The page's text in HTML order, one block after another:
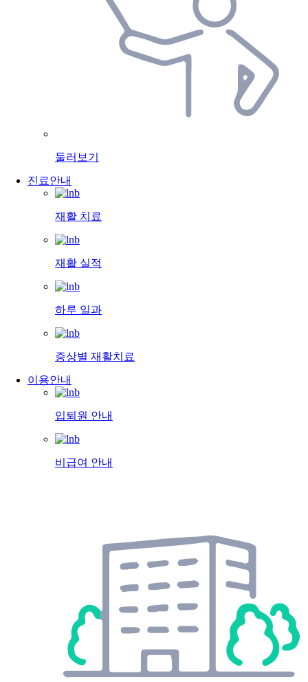
둘러보기
진료안내
재활 치료
재활 실적
하루 일과
증상별 재활치료
이용안내
입퇴원 안내
비급여 안내